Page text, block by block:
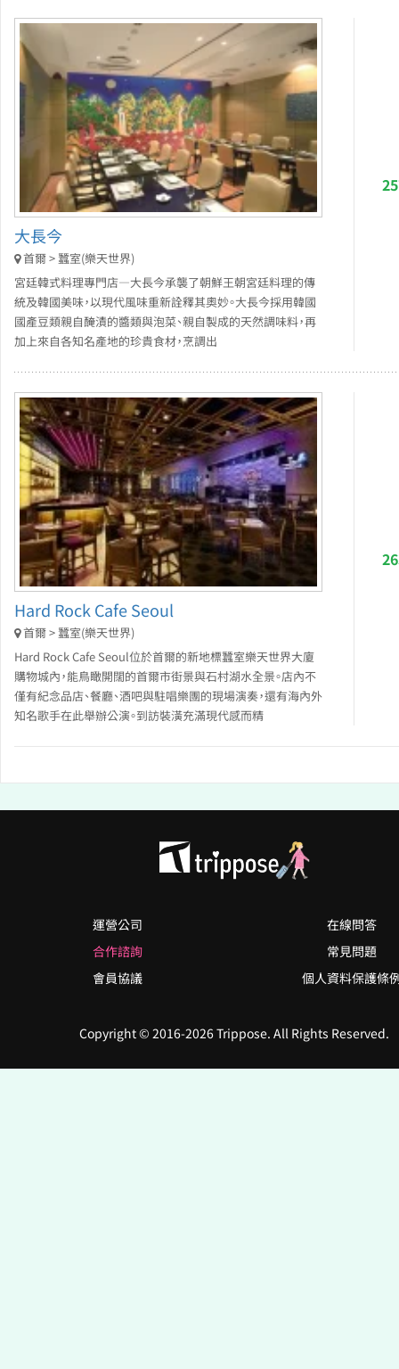
大長今
首爾 > 蠶室(樂天世界)
宮廷韓式料理專門店—大長今承襲了朝鮮王朝宮廷料理的傳
統及韓國美味，以現代風味重新詮釋其奧妙。大長今採用韓國
國產豆類親自醃漬的醬類與泡菜、親自製成的天然調味料，再
加上來自各知名產地的珍貴食材，烹調出
Hard Rock Cafe Seoul
首爾 > 蠶室(樂天世界)
Hard Rock Cafe Seoul位於首爾的新地標蠶室樂天世界大廈
購物城內，能鳥瞰開闊的首爾市街景與石村湖水全景。店內不
僅有紀念品店、餐廳、酒吧與駐唱樂團的現場演奏，還有海內外
知名歌手在此舉辦公演。到訪裝潢充滿現代感而精
運營公司
合作諮詢
會員協議
在線問答
常見問題
個人資料保護條
Copyright © 2016-2026 Trippose. All Rights Reserved.